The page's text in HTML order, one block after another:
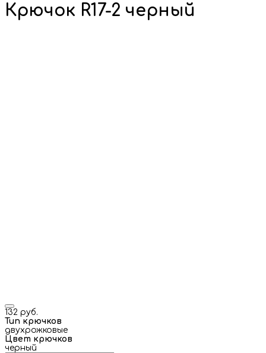
Крючок R17-2 черный
132 руб.
Тип крючков
двухрожковые
Цвет крючков
черный